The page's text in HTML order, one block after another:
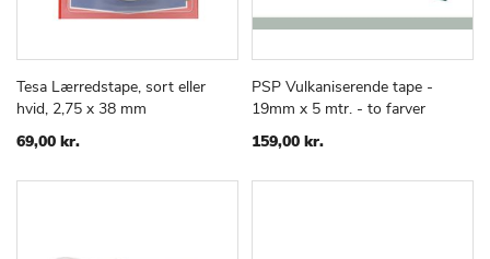
Læg i kurv
TILFØJSAMMENLIGN
Tesa Lærredstape, sort eller
hvid, 2,75 x 38 mm
69,00 kr.
Læg i kurv
TILFØJ
TIL
PSP Vulkaniserende tape -
19mm x 5 mtr. - to farver
159,00 kr.